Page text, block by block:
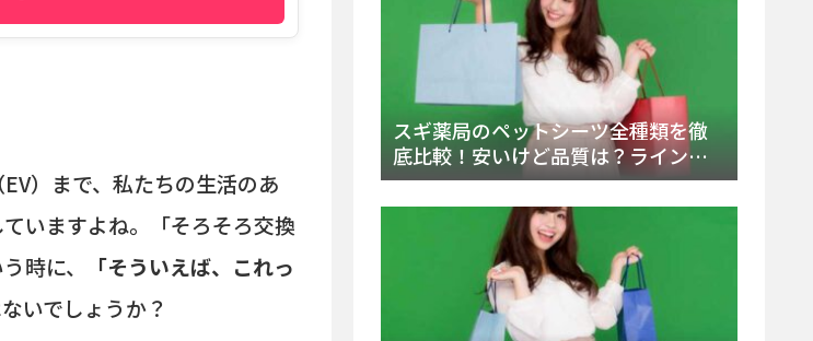
）まで、私たちの生活のあ
いますよね。「そろそろ交換
時に、
「そういえば、これっ
いでしょうか？
スギ薬局のペットシーツ全種類を徹
底比較！安いけど品質は？ラインナ
ップと販売店（Amazon・楽天含む）
をチェック